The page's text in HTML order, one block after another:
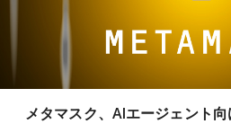
メタマスク、AIエージェント